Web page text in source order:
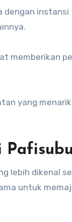
dengan
memberikan
yang
lebih dikenal
untuk